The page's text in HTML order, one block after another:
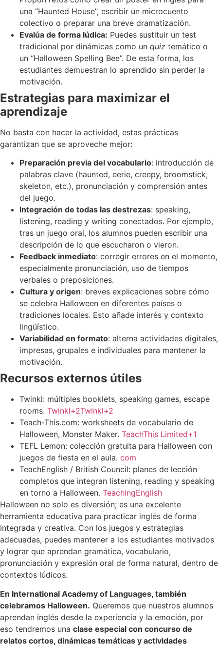
una “Haunted House”, escribir un microcuento
colectivo o preparar una breve dramatización.
Evalúa de forma lúdica: Puedes sustituir un test
tradicional por dinámicas como un quiz temático o
un “Halloween Spelling Bee”. De esta forma, los
estudiantes demuestran lo aprendido sin perder la
motivación.
Estrategias para maximizar el
aprendizaje
No basta con hacer la actividad, estas prácticas
garantizan que se aproveche mejor:
Preparación previa del vocabulario: introducción de
palabras clave (haunted, eerie, creepy, broomstick,
skeleton, etc.), pronunciación y comprensión antes
del juego.
Integración de todas las destrezas: speaking,
listening, reading y writing conectados. Por ejemplo,
tras un juego oral, los alumnos pueden escribir una
descripción de lo que escucharon o vieron.
Feedback inmediato: corregir errores en el momento,
especialmente pronunciación, uso de tiempos
verbales o preposiciones.
Cultura y origen: breves explicaciones sobre cómo
se celebra Halloween en diferentes países o
tradiciones locales. Esto añade interés y contexto
lingüístico.
Variabilidad en formato: alterna actividades digitales,
impresas, grupales e individuales para mantener la
motivación.
Recursos externos útiles
Twinkl: múltiples booklets, speaking games, escape
rooms. Twinkl+2Twinkl+2
Teach-This.com: worksheets de vocabulario de
Halloween, Monster Maker. TeachThis Limited+1
TEFL Lemon: colección gratuita para Halloween con
juegos de fiesta en el aula. com
TeachEnglish / British Council: planes de lección
completos que integran listening, reading y speaking
en torno a Halloween. TeachingEnglish
Halloween no solo es diversión; es una excelente
herramienta educativa para practicar inglés de forma
integrada y creativa. Con los juegos y estrategias
adecuadas, puedes mantener a los estudiantes motivados
y lograr que aprendan gramática, vocabulario,
pronunciación y expresión oral de forma natural, dentro de
contextos lúdicos.
En International Academy of Languages, también
celebramos Halloween. Queremos que nuestros alumnos
aprendan inglés desde la experiencia y la emoción, por
eso tendremos una clase especial con concurso de
relatos cortos, dinámicas temáticas y actividades